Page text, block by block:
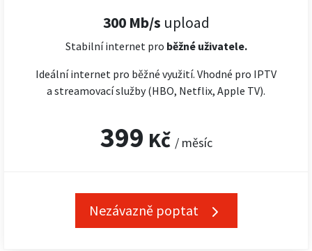
300 Mb/s upload
Stabilní internet pro běžné uživatele.
Ideální internet pro běžné využití. Vhodné pro IPTV
a streamovací služby (HBO, Netflix, Apple TV).
399 Kč / měsíc
Nezávazně poptat